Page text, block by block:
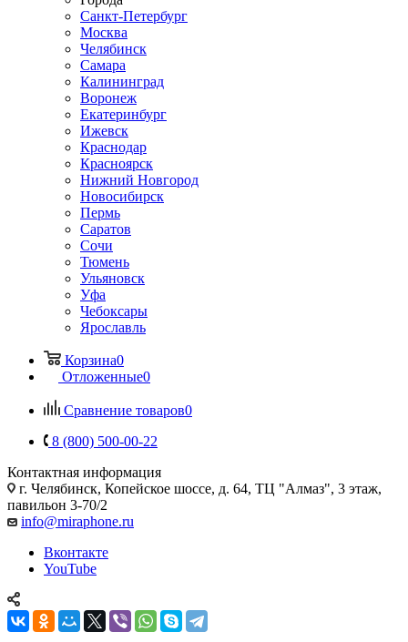
Санкт-Петербург
Москва
Челябинск
Самара
Калининград
Воронеж
Екатеринбург
Ижевск
Краснодар
Красноярск
Нижний Новгород
Новосибирск
Пермь
Саратов
Сочи
Тюмень
Ульяновск
Уфа
Чебоксары
Ярославль
Корзина0
Отложенные0
Сравнение товаров0
8 (800) 500-00-22
Контактная информация
г. Челябинск, Копейское шоссе, д. 64, ТЦ "Алмаз", 3 этаж,
павильон 3-70/2
info@miraphone.ru
Вконтакте
YouTube